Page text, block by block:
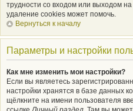
трудности со входом или выходом
удаление cookies может помочь.
Вернуться к началу
Параметры и настройки
Как мне изменить мои настройки?
Если вы являетесь
настройки хранятся в базе данных
щёлкните на имени пользователя